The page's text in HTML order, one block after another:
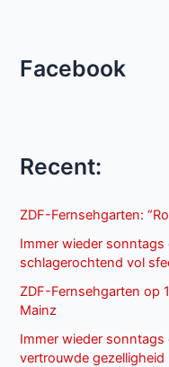
Facebook
Recent:
ZDF-Fernsehgarten:
Immer wieder
schlagerochtend vol
ZDF-Fernsehgarten op
Mainz
Immer wieder sonntags
vertrouwde gezelligheid